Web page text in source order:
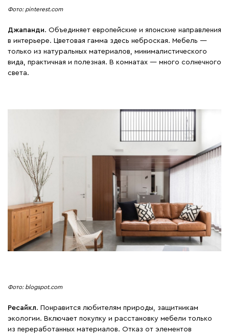
Фото: pinterest.com
Джапанди. Объединяет европейские и японские направления
в интерьере. Цветовая гамма здесь неброская. Мебель —
только из натуральных материалов, минималистического
вида, практичная и полезная. В комнатах ― много солнечного
света.
Фото: blogspot.com
Ресайкл. Понравится любителям природы, защитникам
экологии. Включает покупку и расстановку мебели только
из переработанных материалов. Отказ от элементов